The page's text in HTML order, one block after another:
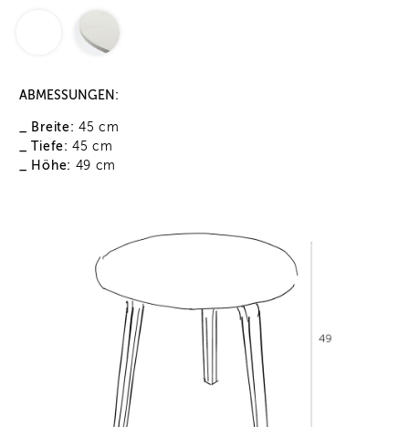
ABMESSUNGEN:
_ Breite: 45 cm
_ Tiefe: 45 cm
_ Höhe: 49 cm